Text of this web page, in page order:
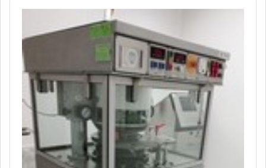
muitas maneiras eficientes de demonstrar competência
e excelência em sua área de atuação. A JLtech
Automação objetiva seus recursos em proporcionar aos
clientes uma estrutura com: Escritório de alta qualidade
onde são realizadas as atividades; Equipamentos de
última geração; Tecnologia de ponta. Tudo para se
certificar que se tenha manutenção de rotuladoras com
proteção. Discorrendo ainda sobre manutenção de
rotuladoras, deve-se descartar empresas que não
tenham produtos e serviços com ótima qualidade e
precisão, características simples, mas que mostram o
comprometimento da empresa com seus clientes.É por